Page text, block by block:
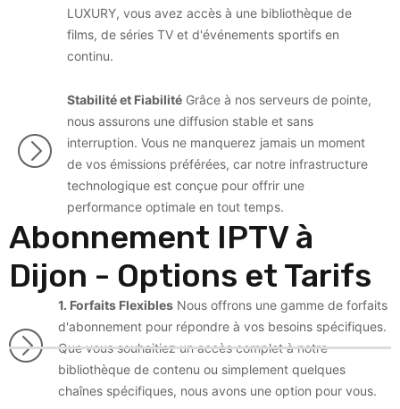
LUXURY, vous avez accès à une bibliothèque de
films, de séries TV et d'événements sportifs en
continu.
Stabilité et Fiabilité Grâce à nos serveurs de pointe,
nous assurons une diffusion stable et sans
interruption. Vous ne manquerez jamais un moment
de vos émissions préférées, car notre infrastructure
technologique est conçue pour offrir une
performance optimale en tout temps.
Abonnement IPTV à
Dijon - Options et Tarifs
1. Forfaits Flexibles Nous offrons une gamme de forfaits
d'abonnement pour répondre à vos besoins spécifiques.
Que vous souhaitiez un accès complet à notre
bibliothèque de contenu ou simplement quelques
chaînes spécifiques, nous avons une option pour vous.